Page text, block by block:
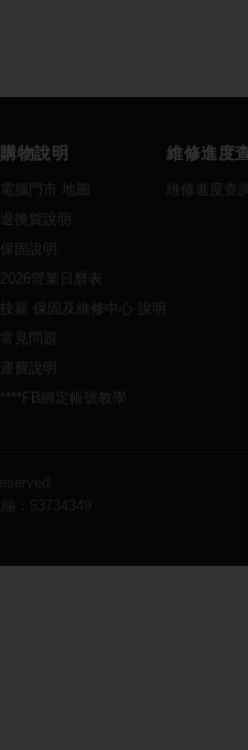
購物說明
電腦門市 地圖
退換貨說明
保固說明
2026營業日曆表
技嘉 保固及維修中心 說明
常見問題
運費說明
****FB綁定帳號教學
維修進度
維修進度查